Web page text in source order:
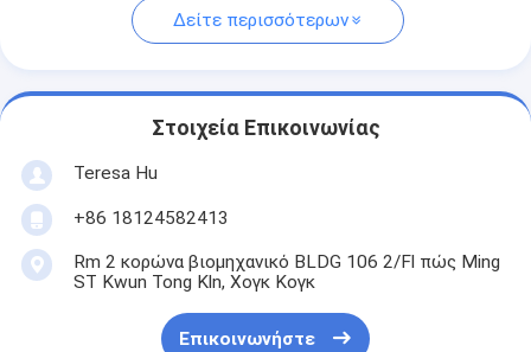
Δείτε περισσότερων
Στοιχεία Επικοινωνίας
Teresa Hu
+86 18124582413
Rm 2 κορώνα βιομηχανικό BLDG 106 2/Fl πώς Ming
ST Kwun Tong Kln, Χογκ Κογκ
Επικοινωνήστε